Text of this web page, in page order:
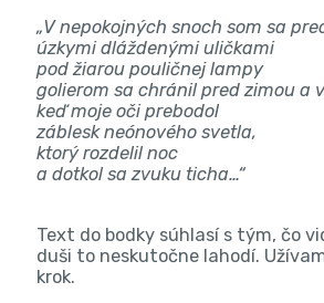
„V nepokojných snoch som sa
úzkymi dláždenými uličkami
pod žiarou pouličnej lampy
golierom sa chránil pred zimou a
keď moje oči prebodol
záblesk neónového svetla,
ktorý rozdelil noc
a dotkol sa zvuku ticha…“
Text do bodky súhlasí s tým, čo
duši to neskutočne lahodí.
krok.